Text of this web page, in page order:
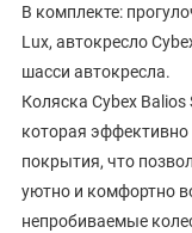
В комплекте:
Lux, автокресло
шасси автокресла.
Коляска Cybex
которая
покрытия, что
уютно и комфортно
непробиваемые